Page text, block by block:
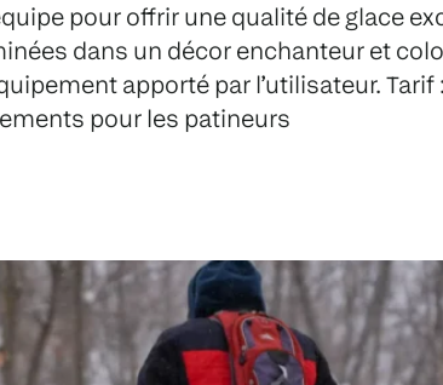
pour offrir une qualité de glace
dans un décor enchanteur et
apporté par l’utilisateur.
pour les patineurs